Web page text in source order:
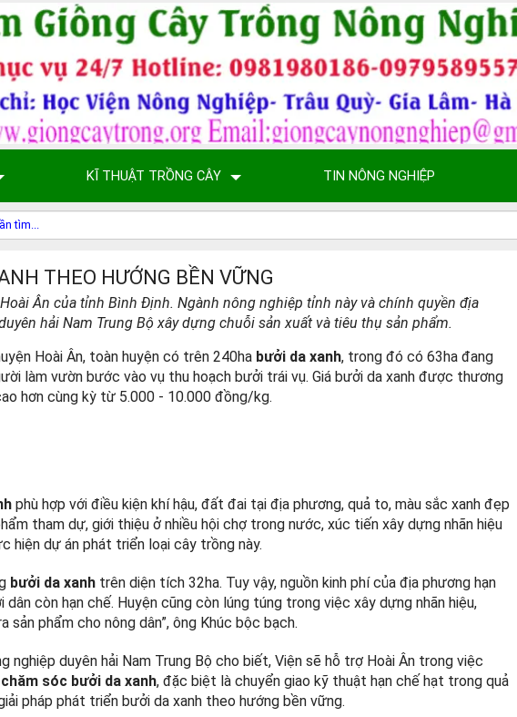
KĨ THUẬT TRỒNG CÂY TIN NÔNG NGHIỆP
THEO HƯỚNG BỀN VỮNG
Ân của tỉnh Bình Định. Ngành nông nghiệp tỉnh này và chính quyền địa
hải Nam Trung Bộ xây dựng chuỗi sản xuất và tiêu thụ sản phẩm.
Hoài Ân, toàn huyện có trên 240ha bưởi da xanh, trong đó có 63ha đang
làm vườn bước vào vụ thu hoạch bưởi trái vụ. Giá bưởi da xanh được thương
hơn cùng kỳ từ 5.000 - 10.000 đồng/kg.
phù hợp với điều kiện khí hậu, đất đai tại địa phương, quả to, màu sắc xanh đẹp
tham dự, giới thiệu ở nhiều hội chợ trong nước, xúc tiến xây dựng nhãn hiệu
hiện dự án phát triển loại cây trồng này.
bưởi da xanh trên diện tích 32ha. Tuy vậy, nguồn kinh phí của địa phương hạn
còn hạn chế. Huyện cũng còn lúng túng trong việc xây dựng nhãn hiệu,
phẩm cho nông dân”, ông Khúc bộc bạch.
nghiệp duyên hải Nam Trung Bộ cho biết, Viện sẽ hỗ trợ Hoài Ân trong việc
sóc bưởi da xanh, đặc biệt là chuyển giao kỹ thuật hạn chế hạt trong quả
pháp phát triển bưởi da xanh theo hướng bền vững.